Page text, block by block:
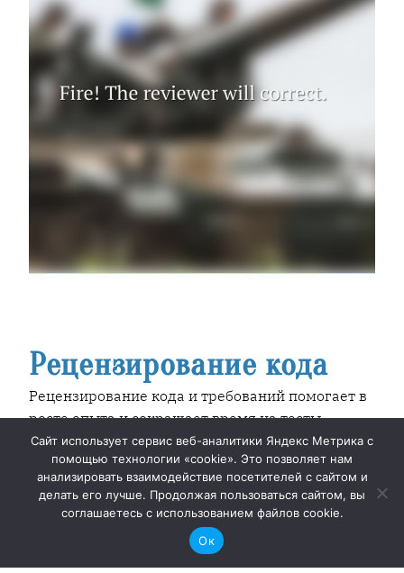
Рецензирование кода
Рецензирование кода и требований помогает в
росте опыта и сокращает время на тесты.
Однако, автор считает, что рецензии создают у
исполнителей ложное чувство безопасности,
полагаясь на проверку. Исполнитель должен
нести полную ответственность за качество
своей работы. Пример джуниора, который
вырос до сениора без рецензий, подтверждает
Сайт использует сервис веб-аналитики Яндекс Метрика с
помощью технологии «cookie». Это позволяет нам
анализировать взаимодействие посетителей с сайтом и
делать его лучше. Продолжая пользоваться сайтом, вы
соглашаетесь с использованием файлов cookie.
Ок